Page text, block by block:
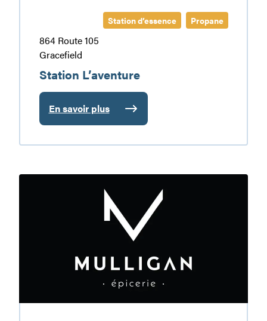
Station d’essence Propane
864 Route 105
Gracefield
Station L’aventure
En savoir plus
:
Station
L’aventure
Épicerie